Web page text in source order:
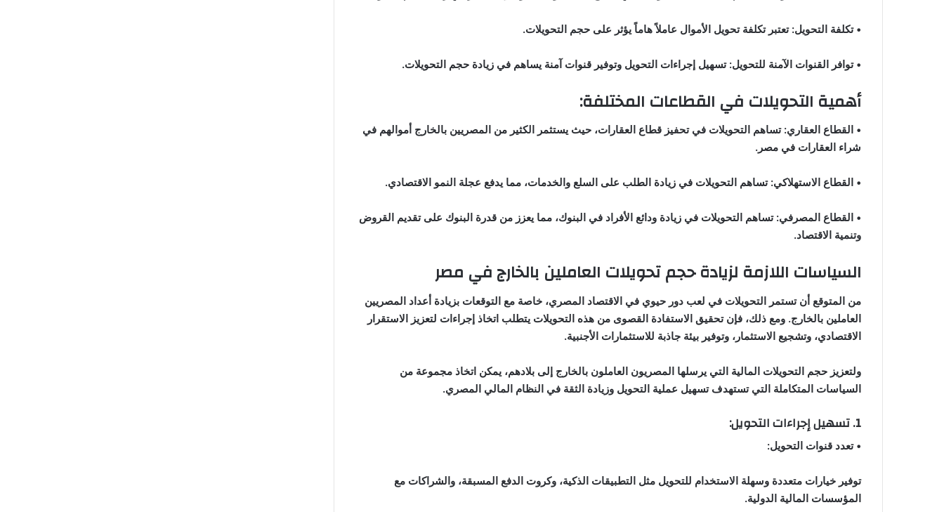
• تكلفة التحويل: تعتبر تكلفة تحويل الأموال عاملاً هاماً يؤثر على حجم التحويلات.
• توافر القنوات الآمنة للتحويل: تسهيل إجراءات التحويل وتوفير قنوات آمنة يساهم في زيادة حجم التحويلات.
أهمية التحويلات في القطاعات المختلفة:
• القطاع العقاري: تساهم التحويلات في تحفيز قطاع العقارات، حيث يستثمر الكثير من المصريين بالخارج أموالهم في
شراء العقارات في مصر.
• القطاع الاستهلاكي: تساهم التحويلات في زيادة الطلب على السلع والخدمات، مما يدفع عجلة النمو الاقتصادي.
• القطاع المصرفي: تساهم التحويلات في زيادة ودائع الأفراد في البنوك، مما يعزز من قدرة البنوك على تقديم القروض
وتنمية الاقتصاد.
السياسات اللازمة لزيادة حجم تحويلات العاملين بالخارج في مصر
من المتوقع أن تستمر التحويلات في لعب دور حيوي في الاقتصاد المصري، خاصة مع التوقعات بزيادة أعداد المصريين
العاملين بالخارج. ومع ذلك، فإن تحقيق الاستفادة القصوى من هذه التحويلات يتطلب اتخاذ إجراءات لتعزيز الاستقرار
الاقتصادي، وتشجيع الاستثمار، وتوفير بيئة جاذبة للاستثمارات الأجنبية.
ولتعزيز حجم التحويلات المالية التي يرسلها المصريون العاملون بالخارج إلى بلادهم، يمكن اتخاذ مجموعة من
السياسات المتكاملة التي تستهدف تسهيل عملية التحويل وزيادة الثقة في النظام المالي المصري.
1. تسهيل إجراءات التحويل:
• تعدد قنوات التحويل:
توفير خيارات متعددة وسهلة الاستخدام للتحويل مثل التطبيقات الذكية، وكروت الدفع المسبقة، والشراكات مع
المؤسسات المالية الدولية.